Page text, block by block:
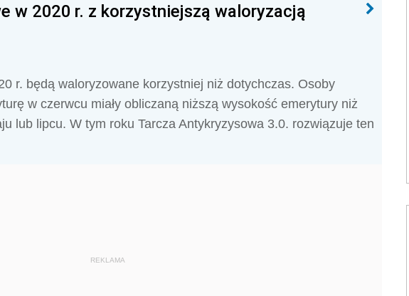
w 2020 r. z korzystniejszą waloryzacją
r. będą waloryzowane korzystniej niż dotychczas. Osoby
w czerwcu miały obliczaną niższą wysokość emerytury niż
lub lipcu. W tym roku Tarcza Antykryzysowa 3.0. rozwiązuje ten
REKLAMA